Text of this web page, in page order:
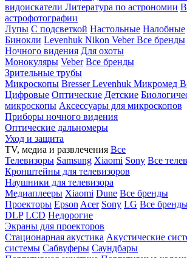
видоискатели Литература по астрономии
астрофотографии
Лупы С подсветкой Настольные Налобные
Бинокли Levenhuk Nikon VeberВсе бренды
Ночного видения Для охоты
Монокуляры Veber Все бренды
Зрительные трубы
Микроскопы BresserLevenhuk Микромед
Цифровые Оптические Детские
микроскопы Аксессуары для микроскопов
Приборы ночного видения
Оптические дальномеры
Уход и защита
TV, медиа и развлечения Все
Телевизоры Samsung Xiaomi Sony Все
Кронштейны для телевизоров
Наушники для телевизора
Медиаплееры Xiaomi Dune Все бренды
Проекторы Epson Acer Sony LG Все
DLP LCD Недорогие
Экраны для проекторов
Стационарная акустика Акустические
системы Сабвуферы Саундбары